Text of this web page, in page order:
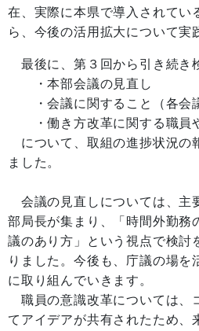
在、実際に本県で導入されてい
ら、今後の活用拡大について実
最後に、第３回から引き続き
・本部会議の見直し
・会議に関すること（各会議
・働き方改革に関する職員
について、取組の進捗状況の
ました。
会議の見直しについては、主
部局長が集まり、「時間外勤務
議のあり方」という視点で検討
りました。今後も、庁議の場を
に取り組んでいきます。
職員の意識改革については、
てアイデアが共有されたため、